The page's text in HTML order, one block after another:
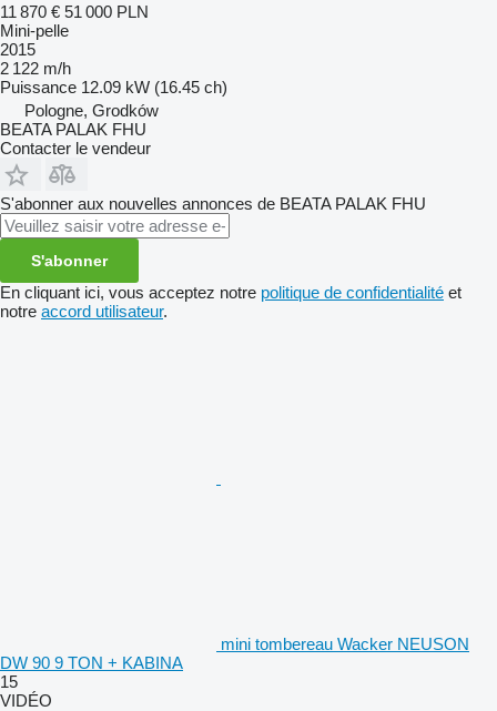
11 870 € 51 000 PLN
Mini-pelle
2015
2 122 m/h
Puissance 12.09 kW (16.45 ch)
Pologne, Grodków
BEATA PALAK FHU
Contacter le vendeur
S'abonner aux nouvelles annonces de BEATA PALAK FHU
S'abonner
En cliquant ici, vous acceptez notre politique de confidentialité et
notre accord utilisateur.
mini tombereau Wacker NEUSON
DW 90 9 TON + KABINA
15
VIDÉO